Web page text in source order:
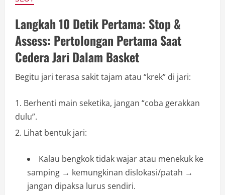
Langkah 10 Detik Pertama: Stop &
Assess: Pertolongan Pertama Saat
Cedera Jari Dalam Basket
Begitu jari terasa sakit tajam atau “krek” di jari:
Berhenti main seketika, jangan “coba gerakkan
dulu”.
Lihat bentuk jari:
Kalau bengkok tidak wajar atau menekuk ke
samping → kemungkinan dislokasi/patah →
jangan dipaksa lurus sendiri.